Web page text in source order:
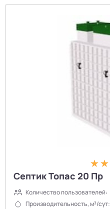
Септик Топас 20 Пр
Количество пользователей:
Производительность, м³/сут: